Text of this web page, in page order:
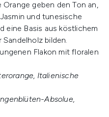
geben den Ton an,
und tunesische
eine Basis aus köstlichem
Sandelholz bilden.
Flakon mit floralen
Italienische
Absolue,